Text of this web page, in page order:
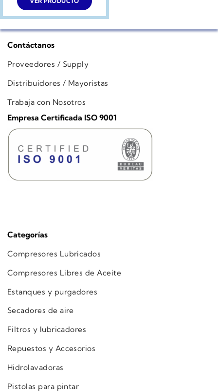
Categorías
Compresores Lubricados
Compresores Libres de Aceite
Estanques y purgadores
Secadores de aire
Filtros y lubricadores
Repuestos y Accesorios
Hidrolavadoras
Pistolas para pintar
Contáctanos
Proveedores / Supply
Distribuidores / Mayoristas
Trabaja con Nosotros
Empresa Certificada ISO 9001